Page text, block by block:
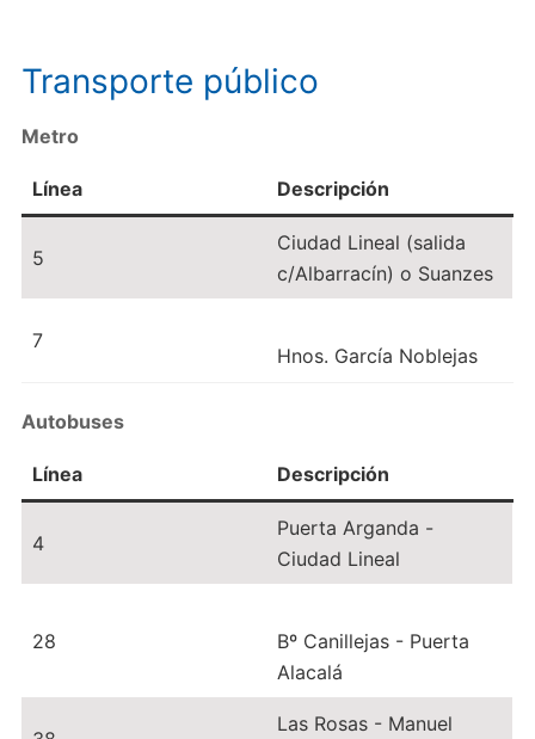
Transporte público
Metro
Línea Descripción
5
Ciudad Lineal (salida
c/Albarracín) o Suanzes
7
Hnos. García Noblejas
Autobuses
Línea Descripción
4
Puerta Arganda -
Ciudad Lineal
28
Bº Canillejas - Puerta
Alacalá
Las Rosas - Manuel